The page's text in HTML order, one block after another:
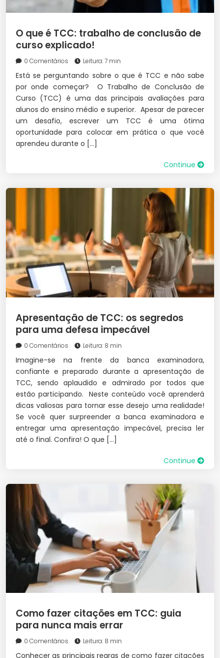
O que é TCC: trabalho de conclusão de
curso explicado!
0 Comentários Leitura: 7 min
Está se perguntando sobre o que é TCC e não sabe
por onde começar? O Trabalho de Conclusão de
Curso (TCC) é uma das principais avaliações para
alunos do ensino médio e superior. Apesar de parecer
um desafio, escrever um TCC é uma ótima
oportunidade para colocar em prática o que você
aprendeu durante o […]
Continue
Apresentação de TCC: os segredos
para uma defesa impecável
0 Comentários Leitura: 8 min
Imagine-se na frente da banca examinadora,
confiante e preparado durante a apresentação de
TCC, sendo aplaudido e admirado por todos que
estão participando. Neste conteúdo você aprenderá
dicas valiosas para tornar esse desejo uma realidade!
Se você quer surpreender a banca examinadora e
entregar uma apresentação impecável, precisa ler
até o final. Confira! O que […]
Continue
Como fazer citações em TCC: guia
para nunca mais errar
0 Comentários Leitura: 8 min
Conhecer as principais regras de como fazer citações